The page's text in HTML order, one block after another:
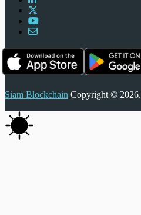
Siam Blockchain Copyright © 2026.